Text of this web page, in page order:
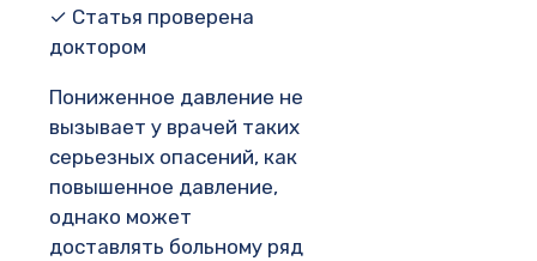
✓ Статья проверена
доктором
Пониженное давление не
вызывает у врачей таких
серьезных опасений, как
повышенное давление,
однако может
доставлять больному ряд